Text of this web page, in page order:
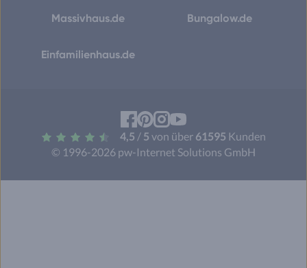
Massivhaus.de Bungalow.de
Einfamilienhaus.de
© 1996-2026 pw-Internet Solutions GmbH
4,5 / 5 von über 61595 Kunden
Facebook
Pinterest
Instagram